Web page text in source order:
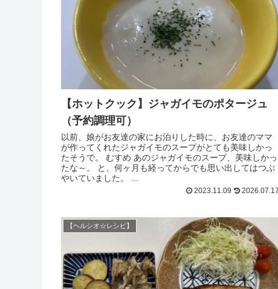
【ホットクック】ジャガイモのポタージュ
（予約調理可）
以前、娘がお友達の家にお泊りした時に、お友達のママ
が作ってくれたジャガイモのスープがとても美味しかっ
たそうで。 むすめ あのジャガイモのスープ、美味しかっ
たな～。 と、何ヶ月も経ってからでも思い出してはつぶ
やいていました。 ...
2023.11.09 2026.07.17
【ヘルシオ☆レシピ】